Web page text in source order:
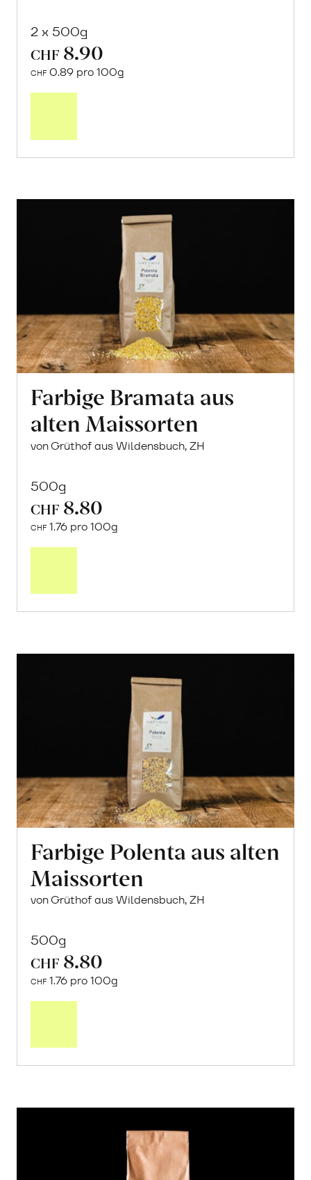
2 x 500g
CHF 8.90
CHF 0.89 pro 100g
Farbige Bramata aus
alten Maissorten
von Grüthof aus Wildensbuch, ZH
500g
CHF 8.80
CHF 1.76 pro 100g
Farbige Polenta aus alten
Maissorten
von Grüthof aus Wildensbuch, ZH
500g
CHF 8.80
CHF 1.76 pro 100g